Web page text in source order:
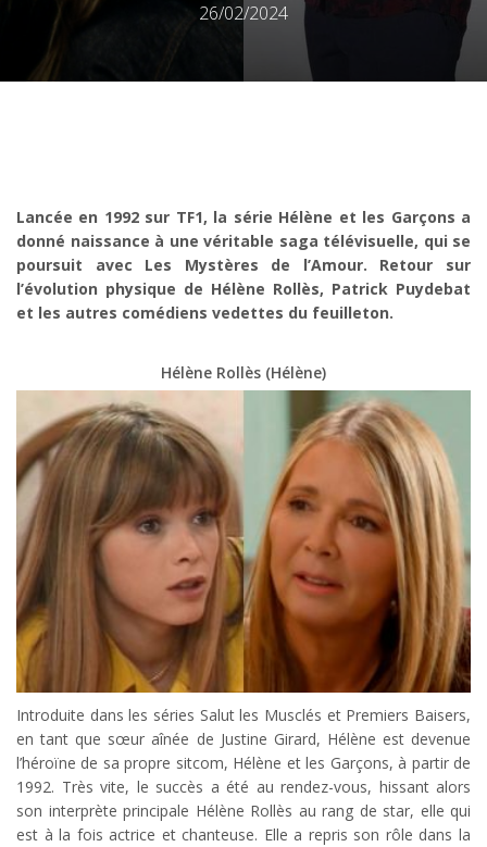
26/02/2024
Lancée en 1992 sur TF1, la série Hélène et les Garçons a
donné naissance à une véritable saga télévisuelle, qui se
poursuit avec Les Mystères de l’Amour. Retour sur
l’évolution physique de Hélène Rollès, Patrick Puydebat
et les autres comédiens vedettes du feuilleton.
Hélène Rollès (Hélène)
Introduite dans les séries Salut les Musclés et Premiers Baisers,
en tant que sœur aînée de Justine Girard, Hélène est devenue
l’héroïne de sa propre sitcom, Hélène et les Garçons, à partir de
1992. Très vite, le succès a été au rendez-vous, hissant alors
son interprète principale Hélène Rollès au rang de star, elle qui
est à la fois actrice et chanteuse. Elle a repris son rôle dans la